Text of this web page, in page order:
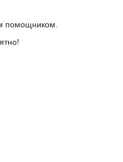
помощником.